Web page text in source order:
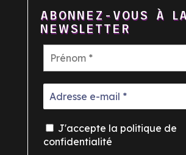
ABONNEZ-VOUS À LA
NEWSLETTER
J'accepte la politique de
confidentialité